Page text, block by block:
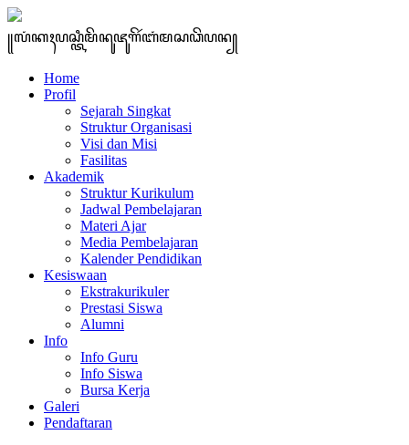
꧋ꦭꦁꦏꦃꦥꦱ꧀ꦠꦶꦩꦼꦤꦸꦗꦸꦒꦼꦂꦧꦁꦩꦱꦣꦼꦥꦤ꧀
Home
Profil
Sejarah Singkat
Struktur Organisasi
Visi dan Misi
Fasilitas
Akademik
Struktur Kurikulum
Jadwal Pembelajaran
Materi Ajar
Media Pembelajaran
Kalender Pendidikan
Kesiswaan
Ekstrakurikuler
Prestasi Siswa
Alumni
Info
Info Guru
Info Siswa
Bursa Kerja
Galeri
Pendaftaran